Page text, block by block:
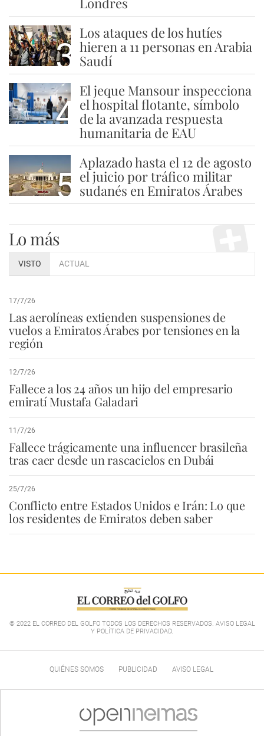
3
Los ataques de los hutíes
hieren a 11 personas en Arabia
Saudí
4
El jeque Mansour inspecciona
el hospital flotante, símbolo
de la avanzada respuesta
humanitaria de EAU
5
Aplazado hasta el 12 de agosto
el juicio por tráfico militar
sudanés en Emiratos Árabes
Lo más
VISTO ACTUAL
17/7/26
Las aerolíneas extienden suspensiones de
vuelos a Emiratos Árabes por tensiones en la
región
12/7/26
Fallece a los 24 años un hijo del empresario
emiratí Mustafa Galadari
11/7/26
Fallece trágicamente una influencer brasileña
tras caer desde un rascacielos en Dubái
25/7/26
Conflicto entre Estados Unidos e Irán: Lo que
los residentes de Emiratos deben saber
© 2022 EL CORREO DEL GOLFO TODOS LOS DERECHOS RESERVADOS. AVISO LEGAL
Y POLÍTICA DE PRIVACIDAD.
QUIÉNES SOMOS PUBLICIDAD AVISO LEGAL